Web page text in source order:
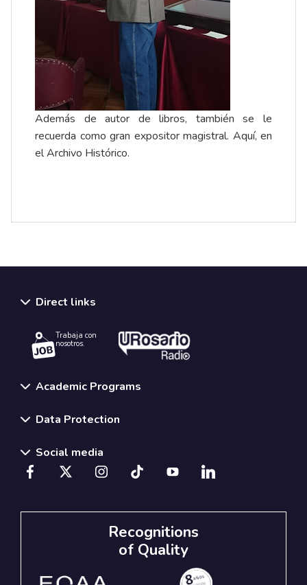
Además de autor de libros, también se le
recuerda como gran expositor magistral. Aquí, en
el Archivo Histórico.
Direct links
Trabaja con
nosotros.
Academic Programs
Data Protection
Social media
Recognitions
of Quality